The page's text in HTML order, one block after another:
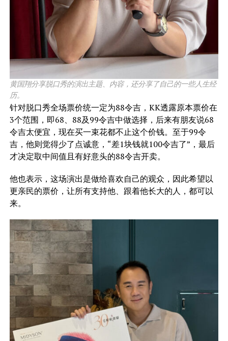
黄国翔分享脱口秀的演出主题、内容，还分享了自己的一些人生经
历。
针对脱口秀全场票价统一定为88令吉，KK透露原本票价在
3个范围，即68、88及99令吉中做选择，后来有朋友说68
令吉太便宜，现在买一束花都不止这个价钱。至于99令
吉，他则觉得少了点诚意，“差1块钱就100令吉了”，最后
才决定取中间值且有好意头的88令吉开卖。
他也表示，这场演出是做给喜欢自己的观众，因此希望以
更亲民的票价，让所有支持他、跟着他长大的人，都可以
来。